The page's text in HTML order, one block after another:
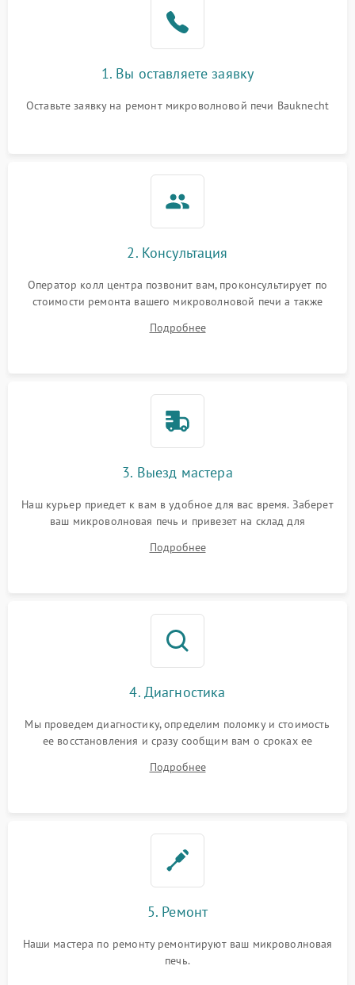
1. Вы оставляете заявку
Оставьте заявку на ремонт микроволновой печи Bauknecht
2. Консультация
Оператор колл центра позвонит вам, проконсультирует по
стоимости ремонта вашего микроволновой печи а также
Подробнее
3. Выезд мастера
Наш курьер приедет к вам в удобное для вас время. Заберет
ваш микроволновая печь и привезет на склад для
Подробнее
4. Диагностика
Мы проведем диагностику, определим поломку и стоимость
ее восстановления и сразу сообщим вам о сроках ее
Подробнее
5. Ремонт
Наши мастера по ремонту ремонтируют ваш микроволновая
печь.